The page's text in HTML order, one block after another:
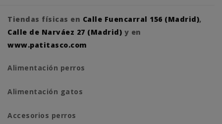
Tiendas físicas en Calle Fuencarral 156 (Madrid),
Calle de Narváez 27 (Madrid) y en
www.patitasco.com
Alimentación perros
Alimentación gatos
Accesorios perros